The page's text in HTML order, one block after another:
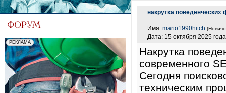
накрутка поведенческих
Имя: mario1990hitch
Дата: 15 октября 2025
Накрутка
современного
Сегодня
техническим